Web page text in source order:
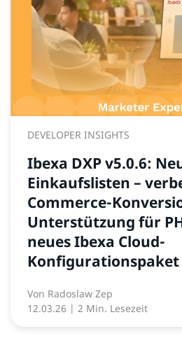
DEVELOPER INSIGHTS
Ibexa DXP v5.0.6:
Einkaufslisten –
Commerce-
Unterstützung für
neues Ibexa Cloud-
Konfigurationspaket
Von Radoslaw Zep
12.03.26 | 2 Min. Lesezeit